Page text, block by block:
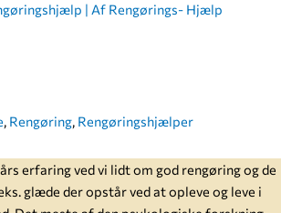
| Af Rengørings- Hjælp
, Rengøring, Rengøringshjælper
erfaring ved vi lidt om god rengøring og de
glæde der opstår ved at opleve og leve i